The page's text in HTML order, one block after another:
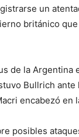
un
británico que
de la Argentina
Bullrich
encabezó en
posibles